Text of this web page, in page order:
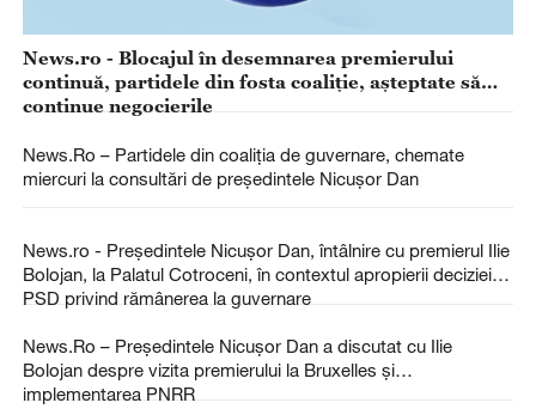
News.ro - Blocajul în desemnarea premierului
continuă, partidele din fosta coaliţie, aşteptate să
continue negocierile
News.Ro – Partidele din coaliţia de guvernare, chemate
miercuri la consultări de preşedintele Nicuşor Dan
News.ro - Preşedintele Nicuşor Dan, întâlnire cu premierul Ilie
Bolojan, la Palatul Cotroceni, în contextul apropierii deciziei
PSD privind rămânerea la guvernare
News.Ro – Preşedintele Nicuşor Dan a discutat cu Ilie
Bolojan despre vizita premierului la Bruxelles şi
implementarea PNRR